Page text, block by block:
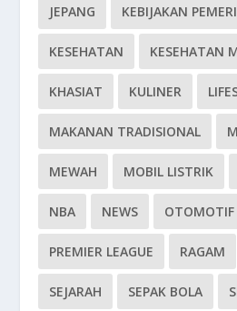
JEPANG KEBIJAKAN
KESEHATAN KESEHATAN
KHASIAT KULINER
MAKANAN TRADISIONAL
MEWAH MOBIL LISTRIK
NBA NEWS OTOMOTIF
PREMIER LEAGUE RAGAM
SEJARAH SEPAK BOLA